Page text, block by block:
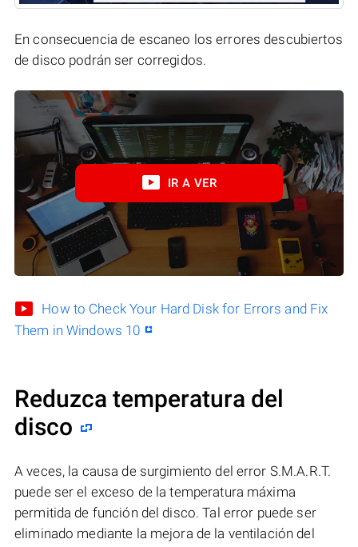
En consecuencia de escaneo los errores descubiertos
de disco podrán ser corregidos.
IR A VER
How to Check Your Hard Disk for Errors and Fix
Them in Windows 10
Reduzca temperatura del
disco
A veces, la causa de surgimiento del error S.M.A.R.T.
puede ser el exceso de la temperatura máxima
permitida de función del disco. Tal error puede ser
eliminado mediante la mejora de la ventilación del